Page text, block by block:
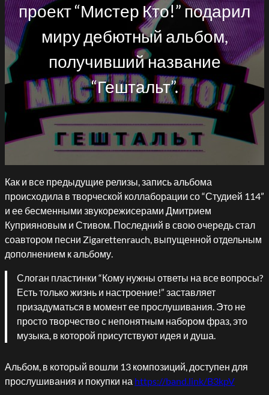
проект “Мистер Кто!” подарил
миру дебютный альбом,
получивший название
“Гештальт”.
Как и все предыдущие релизы, запись альбома
происходила в творческой коллаборации со “Студией 114”
и ее бесменными звукорежисерами Дмитрием
Куприяновым и Стивом. Последний в свою очередь стал
соавтором песни Zigarettenrauch, выпущенной отдельным
дополнением к альбому.
Слоган пластинки “Кому нужны ответы на все вопросы?
Есть только жизнь и настроение!” заставляет
призадуматься в момент ее прослушивания. Это не
просто творчество с непонятным набором фраз, это
музыка, в которой присутствуют идея и душа.
Альбом, в который вошли 13 композиций, доступен для
прослушивания и покупки на https://band.link/B3kpV